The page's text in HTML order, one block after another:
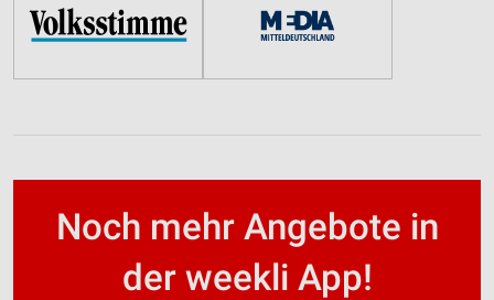
Noch mehr Angebote in
der weekli App!